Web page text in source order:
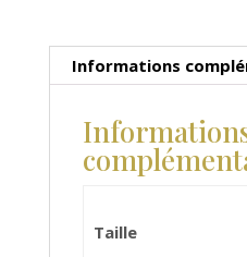
Informations
Taille